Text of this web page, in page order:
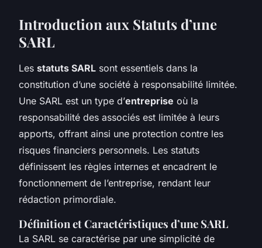
Introduction aux Statuts d’une
SARL
Les statuts SARL sont essentiels dans la
constitution d’une société à responsabilité limitée.
Une SARL est un type d’entreprise où la
responsabilité des associés est limitée à leurs
apports, offrant ainsi une protection contre les
risques financiers personnels. Les statuts
définissent les règles internes et encadrent le
fonctionnement de l’entreprise, rendant leur
rédaction primordiale.
Définition et Caractéristiques d’une SARL
La SARL se caractérise par une simplicité de